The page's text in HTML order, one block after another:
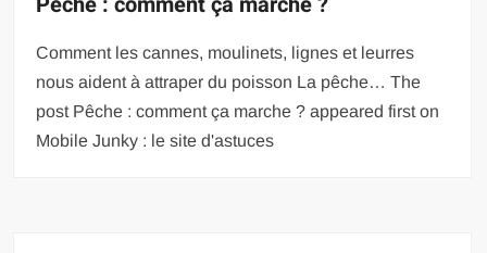
Comment les cannes, moulinets, lignes et leurres
nous aident à attraper du poisson La pêche… The
post Pêche : comment ça marche ? appeared first on
Mobile Junky : le site d'astuces